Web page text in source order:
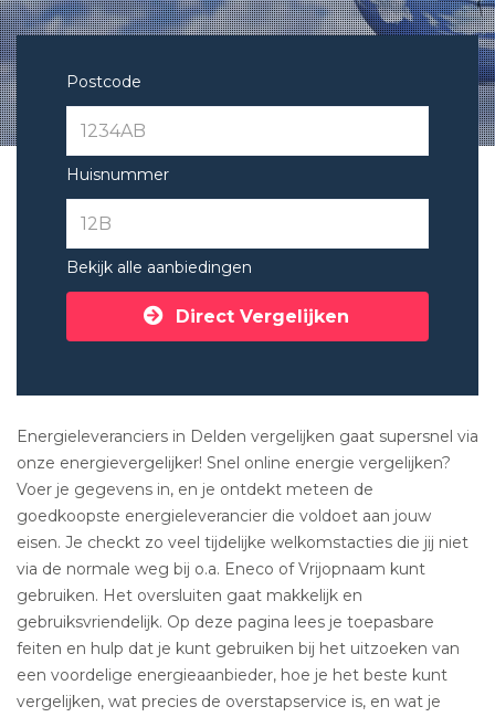
Postcode
Huisnummer
Bekijk alle aanbiedingen
Direct Vergelijken
Energieleveranciers in Delden vergelijken gaat supersnel via
onze energievergelijker! Snel online energie vergelijken?
Voer je gegevens in, en je ontdekt meteen de
goedkoopste energieleverancier die voldoet aan jouw
eisen. Je checkt zo veel tijdelijke welkomstacties die jij niet
via de normale weg bij o.a. Eneco of Vrijopnaam kunt
gebruiken. Het oversluiten gaat makkelijk en
gebruiksvriendelijk. Op deze pagina lees je toepasbare
feiten en hulp dat je kunt gebruiken bij het uitzoeken van
een voordelige energieaanbieder, hoe je het beste kunt
vergelijken, wat precies de overstapservice is, en wat je